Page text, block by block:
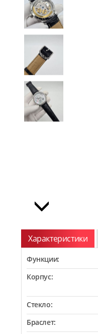
Характеристики
Функции:
Корпус:
Стекло:
Браслет: